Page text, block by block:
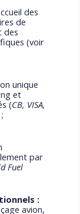
des
de
des
(voir
unique
et
(CB, VISA,
par
Fuel
:
avion,